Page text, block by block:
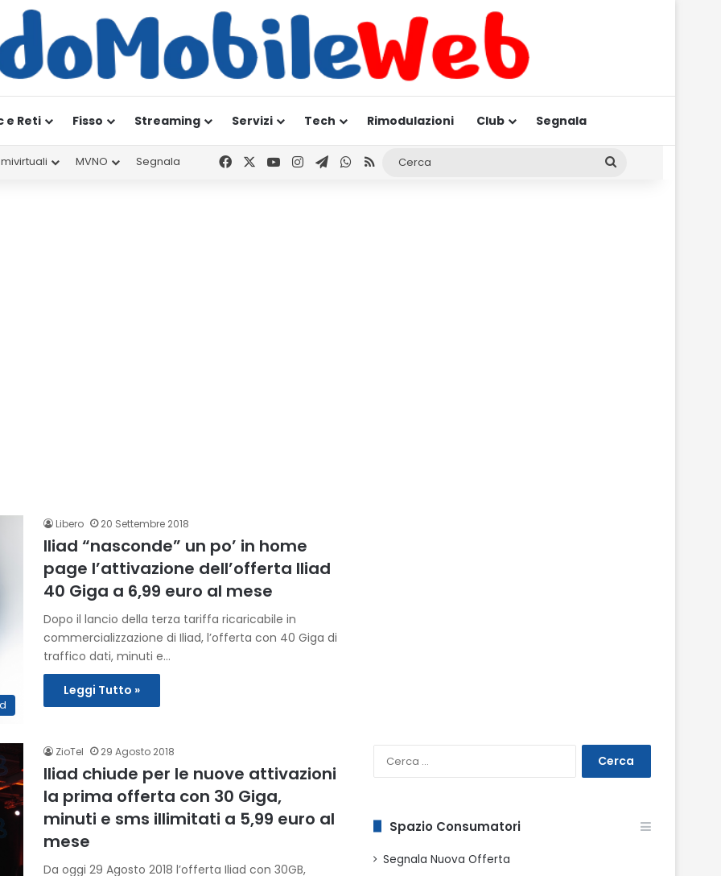
e Reti Fisso Streaming Servizi Tech Rimodulazioni Club Segnala
MVNO Segnala FacebookYou TubeInstagram
Telegram
WhatsApp
RSS Cerca
Libero 20 Settembre 2018
Iliad “nasconde” un po’ in home
page l’attivazione dell’offerta Iliad
40 Giga a 6,99 euro al mese
Dopo il lancio della terza tariffa ricaricabile in
commercializzazione di Iliad, l’offerta con 40 Giga di
traffico dati, minuti e…
Leggi Tutto »
ZioTel 29 Agosto 2018
Iliad chiude per le nuove attivazioni
la prima offerta con 30 Giga,
minuti e sms illimitati a 5,99 euro al
mese
Da oggi 29 Agosto 2018 l’offerta Iliad con 30GB,
Spazio Consumatori
Segnala Nuova Offerta